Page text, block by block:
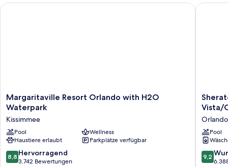
Margaritaville
Resort
Orlando
with
H2O
Waterpark
Kissimmee
Margaritaville Resort Orlando with H2O
Waterpark
Kissimmee
Pool
Wellness
Haustiere erlaubt
Parkplätze verfügbar
8.8
von
8,8 Hervorragend
3.742 Bewertungen
Margaritaville Resort Orlando with H2O Waterpark
Vistana
Resort
Villas,
Lake
Buena
Vista/
Orlando
Vista/
Orlando
Pool
9.2
von
9,2